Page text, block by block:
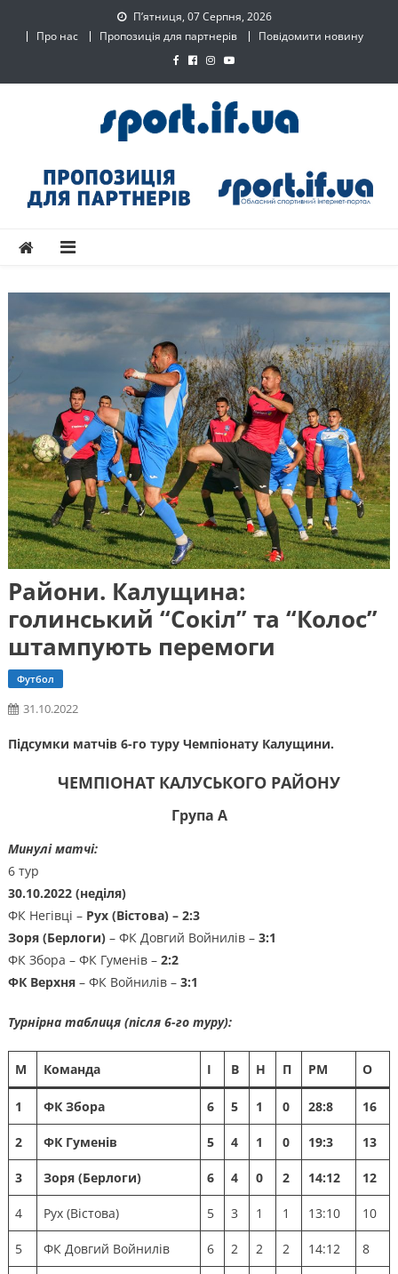
П’ятниця, 07 Серпня, 2026
Про нас
Пропозиція для партнерів Повідомити новину
SPORT.IF.UA – Обласний
спортивний інтернет-
Райони. Калущина:
голинський “Сокіл” та “Колос”
штампують перемоги
Футбол
31.10.2022
Підсумки матчів 6-го туру Чемпіонату Калущини.
ЧЕМПІОНАТ КАЛУСЬКОГО РАЙОНУ
Група А
Минулі матчі:
6 тур
30.10.2022 (неділя)
ФК Негівці – Рух (Вістова) – 2:3
Зоря (Берлоги)– ФК Довгий Войнилів – 3:1
ФК Збора – ФК Гуменів – 2:2
ФК Верхня– ФК Войнилів – 3:1
Турнірна таблиця (після 6-го туру):
М Команда І В Н П РМ О
1 ФК Збора 6 5 1 0 28:8 16
2 ФК Гуменів 5 4 1 0 19:3 13
3 Зоря (Берлоги) 6 4 0 2 14:12 12
4 Рух (Вістова) 5 3 1 1 13:10 10
5 ФК Довгий Войнилів 6 2 2 2 14:12 8